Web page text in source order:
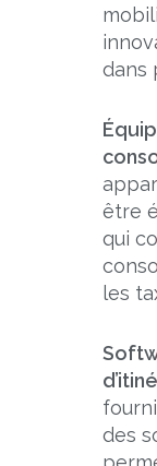
dans
être
qui
les
des